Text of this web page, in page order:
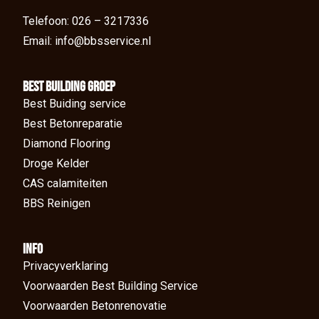
Telefoon: 026 – 3217336
Email: info@bbsservice.nl
BEst Building groep
Best Buiding service
Best Betonreparatie
Diamond Flooring
Droge Kelder
CAS calamiteiten
BBS Reinigen
Info
Privacyverklaring
Voorwaarden Best Building Service
Voorwaarden Betonrenovatie